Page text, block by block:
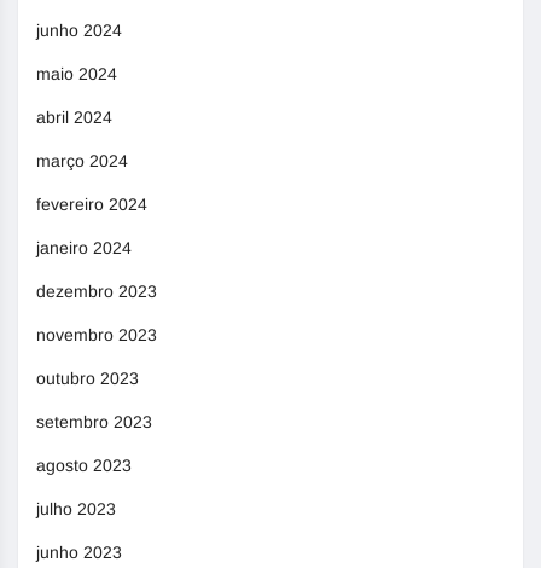
junho 2024
maio 2024
abril 2024
março 2024
fevereiro 2024
janeiro 2024
dezembro 2023
novembro 2023
outubro 2023
setembro 2023
agosto 2023
julho 2023
junho 2023